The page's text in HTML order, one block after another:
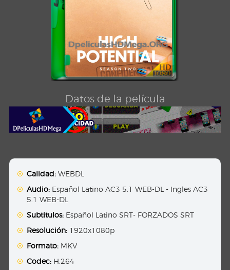
Datos de la película
Calidad: WEBDL
Audio: Español Latino AC3 5.1 WEB-DL - Ingles AC3
5.1 WEB-DL
Subtitulos: Español Latino SRT- FORZADOS SRT
Resolución: 1920x1080p
Formato: MKV
Codec: H.264